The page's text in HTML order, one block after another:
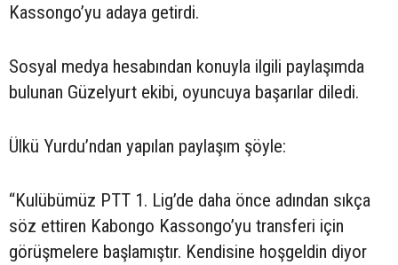
Kassongo’yu adaya getirdi.
Sosyal medya hesabından konuyla ilgili paylaşımda
bulunan Güzelyurt ekibi, oyuncuya başarılar diledi.
Ülkü Yurdu’ndan yapılan paylaşım şöyle:
“Kulübümüz PTT 1. Lig’de daha önce adından sıkça
söz ettiren Kabongo Kassongo’yu transferi için
görüşmelere başlamıştır. Kendisine hoşgeldin diyor